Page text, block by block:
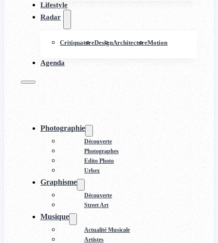
Lifestyle
Radar
CritiquatureDesignArchitectureMotion
Agenda
Photographie
Découverte
Photographes
Edito Photo
Urbex
Graphisme
Découverte
Street Art
Musique
Actualité Musicale
Artistes